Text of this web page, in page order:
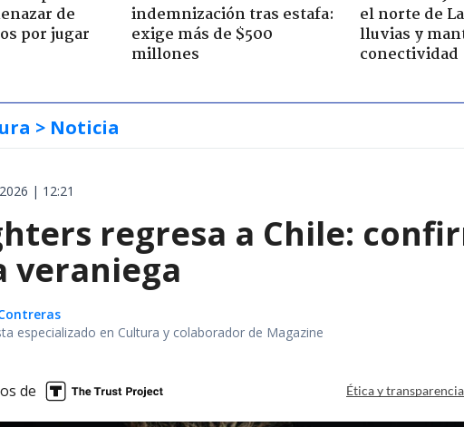
de
por jugar
indemnización tras estafa:
exige más de $500
millones
el norte de
lluvias y
conectividad
> Noticia
| 12:21
regresa a Chile:
veraniega
especializado en Cultura y colaborador de Magazine
de Ética y